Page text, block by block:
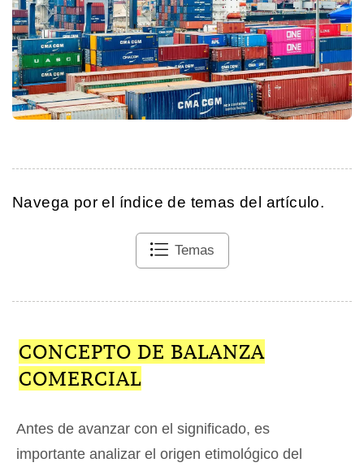
Navega por el índice de temas del artículo.
Temas
CONCEPTO DE BALANZA
COMERCIAL
Antes de avanzar con el significado, es
importante analizar el origen etimológico del